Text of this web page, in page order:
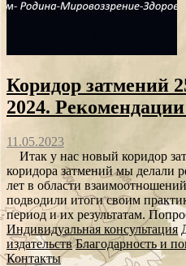
Коридор затмений
2024.
11.05.2023
Итак у нас новый коридор
коридора затмений мы делали
лет в области
подводили итоги своим
период и их результатам.
Индивидуальная консультация
издательств Благодарность и
Контакты